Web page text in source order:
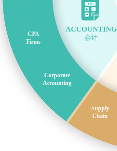
ACCOUNTING
会计
CPA
Firms
Corporate
Accounting
Supply
Chain